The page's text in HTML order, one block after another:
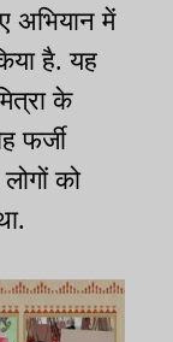
अभियान में
है. यह
के
फर्जी
को